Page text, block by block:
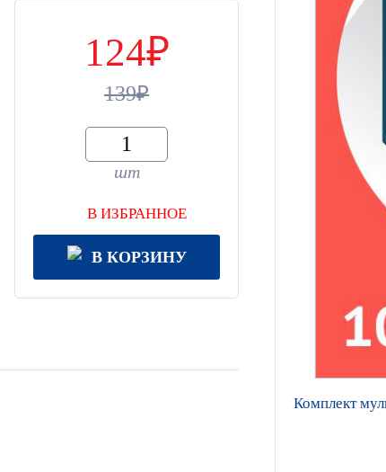
124
139
шт
В ИЗБРАННОЕ
В КОРЗИНУ
Комплект